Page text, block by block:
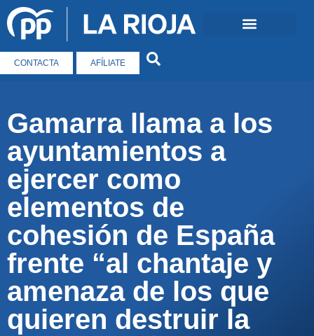
CONTACTA AFÍLIATE
Gamarra llama a los
ayuntamientos a
ejercer como
elementos de
cohesión de España
frente “al chantaje y
amenaza de los que
quieren destruir la